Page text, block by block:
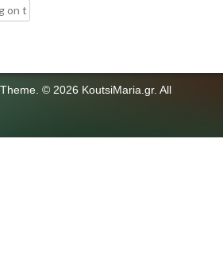
© 2026 KoutsiMaria.gr. All